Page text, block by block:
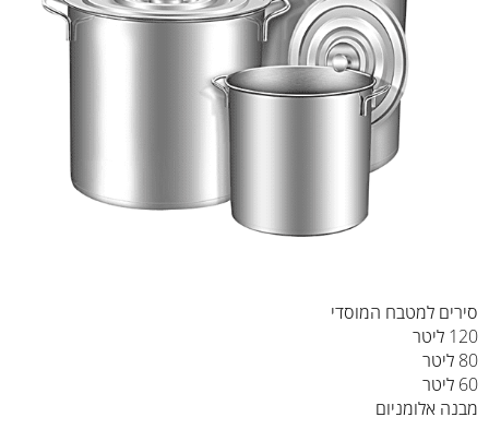
סירים למטבח המוסדי
120 ליטר
80 ליטר
60 ליטר
מבנה אלומניום